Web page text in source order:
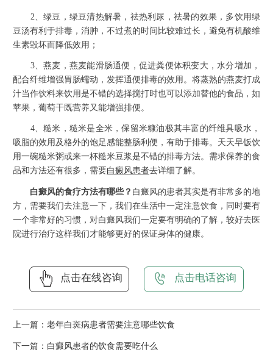
2、绿豆，绿豆清热解暑，祛热利尿，祛暑的效果，多饮用绿
豆汤有利于排毒，消肿，不过煮的时间比较难过长，避免有机酸维
生素毁坏而降低效用；
3、燕麦，燕麦能滑肠通便，促进粪便体积变大，水分增加，
配合纤维增强胃肠蠕动，发挥通便排毒的效用。将蒸熟的燕麦打成
汁当作饮料来饮用是不错的选择搅打时也可以添加替他的食品，如
苹果，葡萄干既营养又能增强排便。
4、糙米，糙米是全米，保留米糠油极其丰富的纤维具吸水，
吸脂的效用及格外的饱足感能整肠利便，有助于排毒。天天早饭饮
用一碗糙米粥或来一杯糙米豆浆是不错的排毒方法。需求保养的食
品和方法还有很多，需要白癜风患者去详细了解。
白癜风的食疗方法有哪些？ 白癜风的患者其实是有非常多的地
方，需要我们去注意一下，我们在生活中一定注意饮食，同时要有
一个非常好的习惯，对白癜风我们一定要有明确的了解，较好去医
院进行治疗这样我们才能够更好的保证身体的健康。
点击在线咨询 点击电话咨询
上一篇： 老年白斑病患者需要注意哪些饮食
下一篇： 白癜风患者的饮食需要吃什么